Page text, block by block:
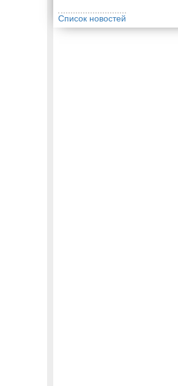
Список новостей